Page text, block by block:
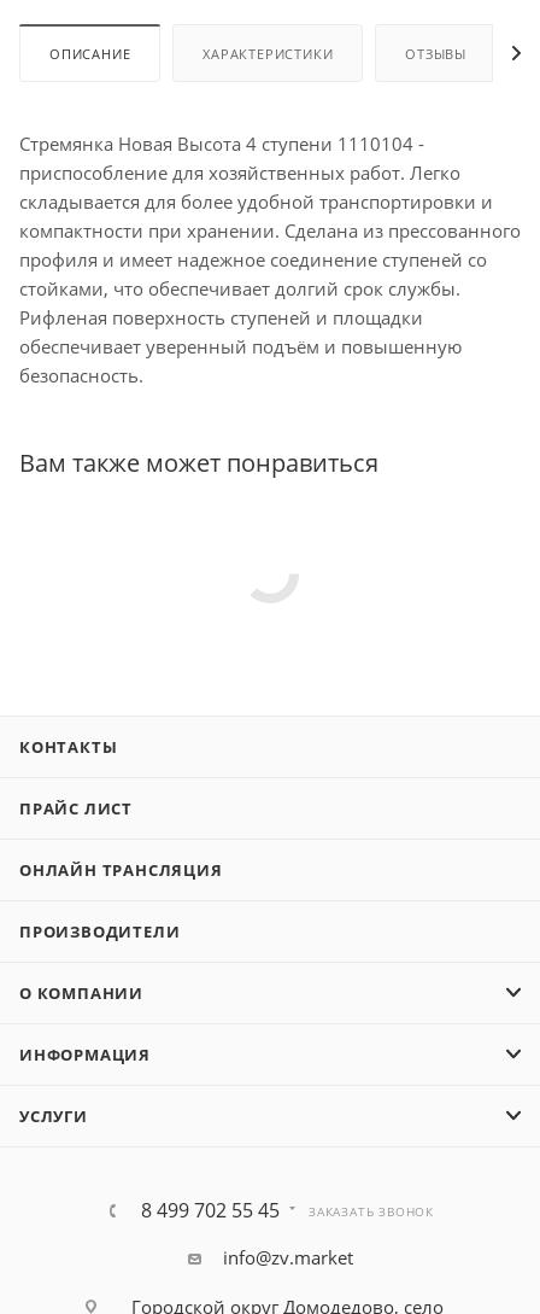
ОПИСАНИЕ ХАРАКТЕРИСТИКИ ОТЗЫВЫ
Стремянка Новая Высота 4 ступени 1110104 -
приспособление для хозяйственных работ. Легко
складывается для более удобной транспортировки и
компактности при хранении. Сделана из прессованного
профиля и имеет надежное соединение ступеней со
стойками, что обеспечивает долгий срок службы.
Рифленая поверхность ступеней и площадки
обеспечивает уверенный подъём и повышенную
безопасность.
Вам также может понравиться
КОНТАКТЫ
ПРАЙС ЛИСТ
ОНЛАЙН ТРАНСЛЯЦИЯ
ПРОИЗВОДИТЕЛИ
О КОМПАНИИ
ИНФОРМАЦИЯ
УСЛУГИ
8 499 702 55 45 ЗАКАЗАТЬ ЗВОНОК
info@zv.market
Городской округ Домодедово, село